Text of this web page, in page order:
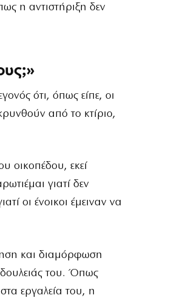
η αντιστήριξη δεν
ότι, όπως είπε, οι
από το κτίριο,
οικοπέδου, εκεί
γιατί δεν
οι ένοικοι έμειναν να
και διαμόρφωση
του. Όπως
εργαλεία του, η